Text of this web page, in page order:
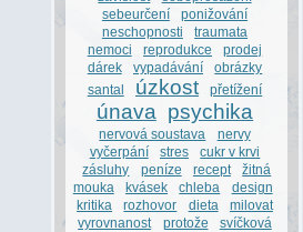
sebeurčení
ponižování
neschopnosti
traumata
nemoci
reprodukce
prodej
dárek
vypadávání
obrázky
santal
úzkost přetížení
únava psychika
nervová soustava
nervy
vyčerpání
stres
cukr v krvi
zásluhy
peníze recept
žitná
mouka
kvásek chleba
design
kritika
rozhovor dieta
milovat
vyrovnanost
protože
svíčková